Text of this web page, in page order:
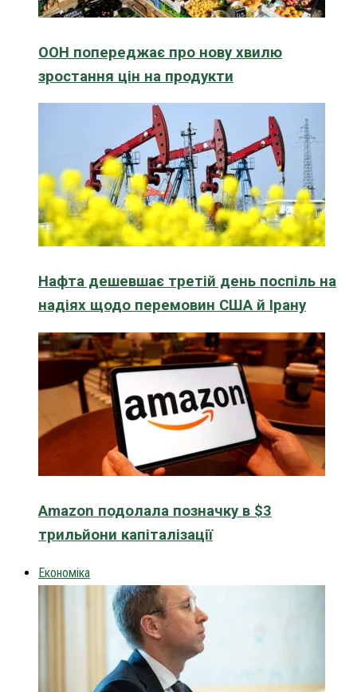
ООН попереджає про нову хвилю
зростання цін на продукти
Нафта дешевшає третій день поспіль на
надіях щодо перемовин США й Ірану
Amazon подолала позначку в $3
трильйони капіталізації
Економіка